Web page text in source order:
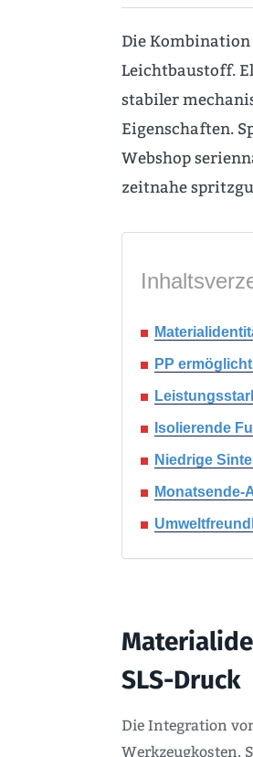
Die
Leichtbaustoff.
stabiler
Eigenschaften.
Webshop
zeitnahe
PP
Isolierende
Niedrige
Monatsende-
SLS-Druck
Die Integration
Werkzeugkosten.